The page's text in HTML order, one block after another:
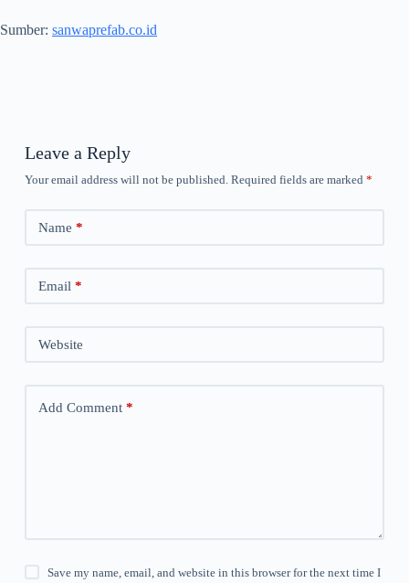
Sumber: sanwaprefab.co.id
Leave a Reply
Your email address will not be published. Required fields are marked *
Name *
Email *
Website
Add Comment*
Save my name, email, and website in this browser for the next time I